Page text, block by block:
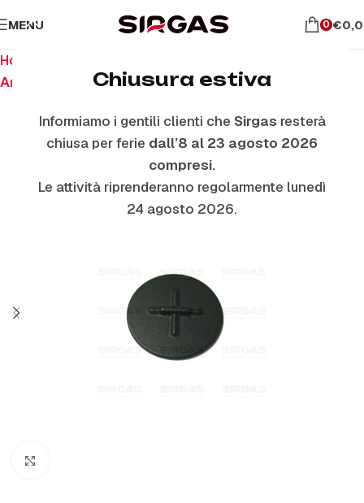
Chiusura estiva
Informiamo i gentili clienti che Sirgas resterà
chiusa per ferie dall’8 al 23 agosto 2026
compresi.
Le attività riprenderanno regolarmente lunedì
24 agosto 2026.
MENU 0 €
Home
Anelli E Piattelli Smaltati